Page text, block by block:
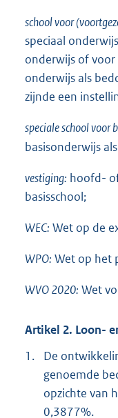
school voor
speciaal
onderwijs of voor
onderwijs als
zijnde een
speciale school voor
basisonderwijs
vestiging: hoofd-
basisschool;
WEC: Wet op de
WPO: Wet op het
WVO 2020: Wet
Artikel 2. Loon-
1.
De
genoemde
opzichte van
0,3877%.